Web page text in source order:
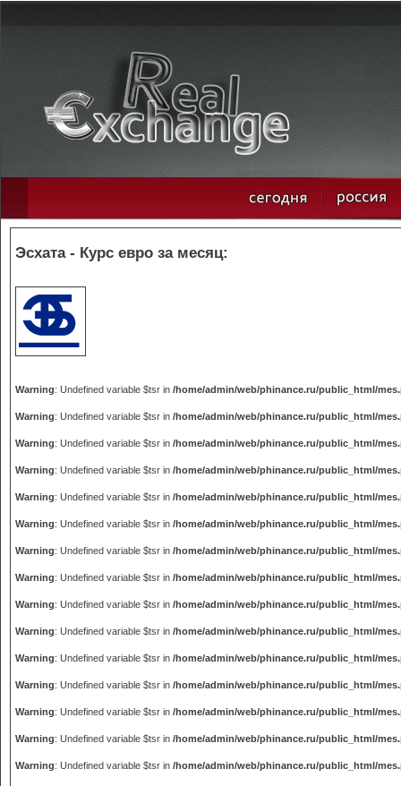
Эсхата - Курс евро за месяц:
Warning: Undefined variable $tsr in /home/admin/web/phinance.ru/public_html/
Warning: Undefined variable $tsr in /home/admin/web/phinance.ru/public_html/
Warning: Undefined variable $tsr in /home/admin/web/phinance.ru/public_html/
Warning: Undefined variable $tsr in /home/admin/web/phinance.ru/public_html/
Warning: Undefined variable $tsr in /home/admin/web/phinance.ru/public_html/
Warning: Undefined variable $tsr in /home/admin/web/phinance.ru/public_html/
Warning: Undefined variable $tsr in /home/admin/web/phinance.ru/public_html/
Warning: Undefined variable $tsr in /home/admin/web/phinance.ru/public_html/
Warning: Undefined variable $tsr in /home/admin/web/phinance.ru/public_html/
Warning: Undefined variable $tsr in /home/admin/web/phinance.ru/public_html/
Warning: Undefined variable $tsr in /home/admin/web/phinance.ru/public_html/
Warning: Undefined variable $tsr in /home/admin/web/phinance.ru/public_html/
Warning: Undefined variable $tsr in /home/admin/web/phinance.ru/public_html/
Warning: Undefined variable $tsr in /home/admin/web/phinance.ru/public_html/
Warning: Undefined variable $tsr in /home/admin/web/phinance.ru/public_html/